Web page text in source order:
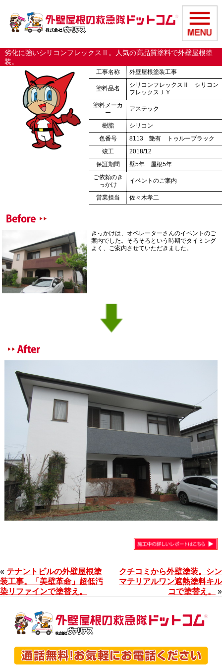
劣化に強いシリコンフレックスⅡ。人気の高品質塗料で外壁屋根塗
装。
工事名称 外壁屋根塗装工事
塗料品名
シリコンフレックスⅡ シリコン
フレックスＪＹ
塗料メーカ
ー
アステック
樹脂
シリコン
色番号
8113 艶有 トゥルーブラック
竣工
2018/12
保証期間
壁5年 屋根5年
ご依頼のき
っかけ
イベントのご案内
営業担当 佐々木孝二
きっかけは、オペレーターさんのイベントのご
案内でした。そろそろという時期でタイミング
よく、ご案内させていただきました。
« テナントビルの外壁屋根塗
装工事。「美壁革命」超低汚
染リファインで塗替え。
クチコミから外壁塗装。シン
マテリアルワン遮熱塗料キル
コで塗替え。
»